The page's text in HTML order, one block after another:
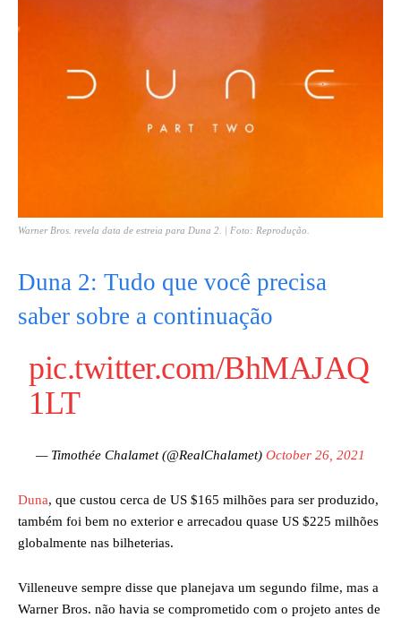
Warner Bros. revela data de estreia para Duna 2. | Foto: Reprodução.
Duna 2: Tudo que você precisa
saber sobre a continuação
pic.twitter.com/BhMAJAQ
1LT
— Timothée Chalamet (@RealChalamet) October 26, 2021
Duna, que custou cerca de US $165 milhões para ser produzido,
também foi bem no exterior e arrecadou quase US $225 milhões
globalmente nas bilheterias.
Villeneuve sempre disse que planejava um segundo filme, mas a
Warner Bros. não havia se comprometido com o projeto antes de